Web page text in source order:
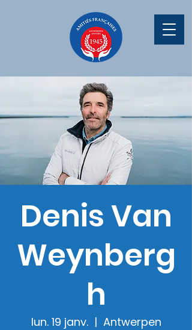
Denis Van
Weynberg
h
lun. 19 janv.
  |
Antwerpen